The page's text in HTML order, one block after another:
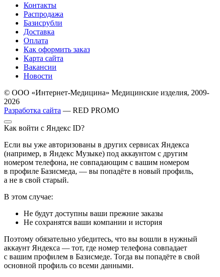
Контакты
Распродажа
Базисрубли
Доставка
Оплата
Как оформить заказ
Карта сайта
Вакансии
Новости
© ООО «Интернет-Медицина» Медицинские изделия, 2009-
2026
Разработка сайта — RED PROMO
Как войти с Яндекс ID?
Если вы уже авторизованы в других сервисах Яндекса
(например, в Яндекс Музыке) под аккаунтом с другим
номером телефона, не совпадающим с вашим номером
в профиле Базисмеда, — вы попадёте в новый профиль,
а не в свой старый.
В этом случае:
Не будут доступны ваши прежние заказы
Не сохранятся ваши компании и история
Поэтому обязательно убедитесь, что вы вошли в нужный
аккаунт Яндекса — тот, где номер телефона совпадает
с вашим профилем в Базисмеде. Тогда вы попадёте в свой
основной профиль со всеми данными.